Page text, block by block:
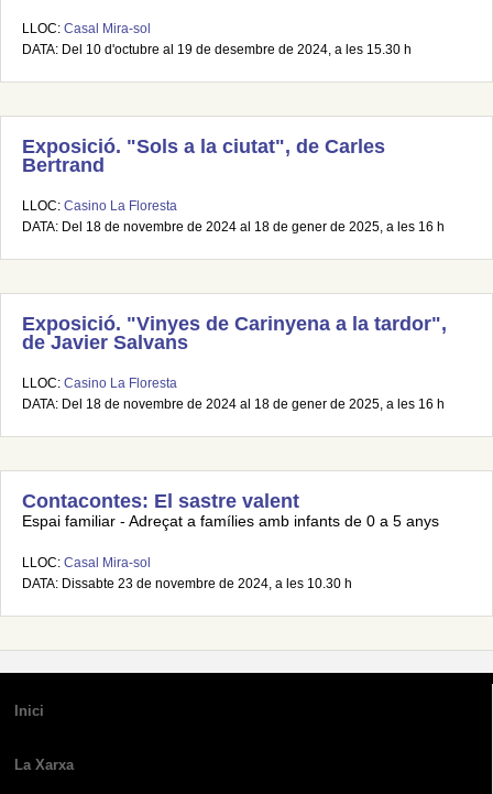
LLOC: Casal Mira-sol
DATA: Del 10 d'octubre al 19 de desembre de 2024, a les 15.30 h
Exposició. "Sols a la ciutat", de Carles
Bertrand
LLOC: Casino La Floresta
DATA: Del 18 de novembre de 2024 al 18 de gener de 2025, a les 16 h
Exposició. "Vinyes de Carinyena a la tardor",
de Javier Salvans
LLOC: Casino La Floresta
DATA: Del 18 de novembre de 2024 al 18 de gener de 2025, a les 16 h
Contacontes: El sastre valent
Espai familiar - Adreçat a famílies amb infants de 0 a 5 anys
LLOC: Casal Mira-sol
DATA: Dissabte 23 de novembre de 2024, a les 10.30 h
Inici
La Xarxa